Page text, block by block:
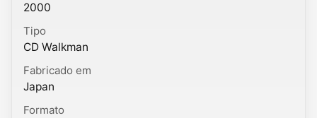
2000
Tipo
CD Walkman
Fabricado em
Japan
Formato